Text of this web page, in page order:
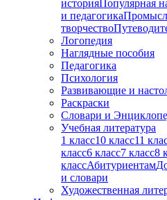
историяПопулярная
и педагогика
творчество
Логопедия
Наглядные пособия
Педагогика
Психология
Развивающие и
Раскраски
Словари и
Учебная литература
1 класс10 класс11
класс6 класс7 класс8
классАбитуриентам
и словари
Художественная